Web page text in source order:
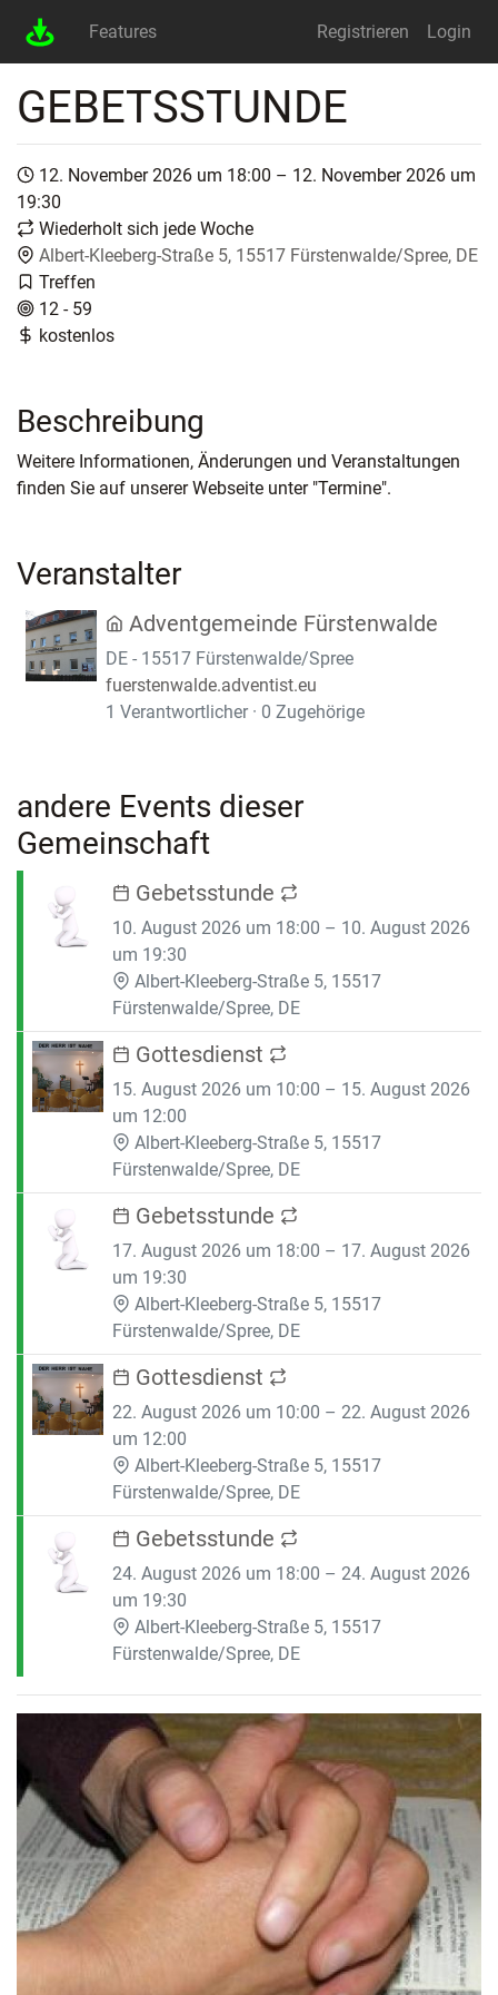
Features Registrieren Login
GEBETSSTUNDE
12. November 2026 um 18:00 – 12. November 2026 um
19:30
Wiederholt sich jede Woche
Albert-Kleeberg-Straße 5, 15517 Fürstenwalde/Spree, DE
Treffen
12 - 59
kostenlos
Beschreibung
Weitere Informationen, Änderungen und Veranstaltungen
finden Sie auf unserer Webseite unter "Termine".
Veranstalter
Adventgemeinde Fürstenwalde
DE - 15517 Fürstenwalde/Spree
fuerstenwalde.adventist.eu
1 Verantwortlicher · 0 Zugehörige
andere Events dieser
Gemeinschaft
Gebetsstunde
10. August 2026 um 18:00 – 10. August 2026
um 19:30
Albert-Kleeberg-Straße 5, 15517
Fürstenwalde/Spree, DE
Gottesdienst
15. August 2026 um 10:00 – 15. August 2026
um 12:00
Albert-Kleeberg-Straße 5, 15517
Fürstenwalde/Spree, DE
Gebetsstunde
17. August 2026 um 18:00 – 17. August 2026
um 19:30
Albert-Kleeberg-Straße 5, 15517
Fürstenwalde/Spree, DE
Gottesdienst
22. August 2026 um 10:00 – 22. August 2026
um 12:00
Albert-Kleeberg-Straße 5, 15517
Fürstenwalde/Spree, DE
Gebetsstunde
24. August 2026 um 18:00 – 24. August 2026
um 19:30
Albert-Kleeberg-Straße 5, 15517
Fürstenwalde/Spree, DE